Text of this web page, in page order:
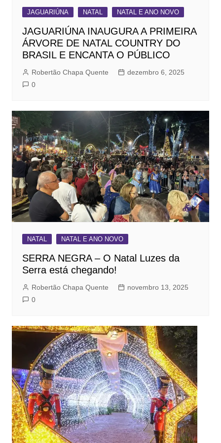
JAGUARIÚNA NATAL NATAL E ANO NOVO
JAGUARIÚNA INAUGURA A PRIMEIRA
ÁRVORE DE NATAL COUNTRY DO
BRASIL E ENCANTA O PÚBLICO
Robertão Chapa Quente
dezembro 6, 2025
0
NATAL NATAL E ANO NOVO
SERRA NEGRA – O Natal Luzes da
Serra está chegando!
Robertão Chapa Quente
novembro 13, 2025
0